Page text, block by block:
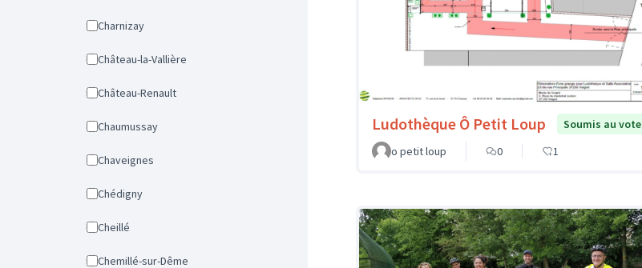
Charnizay
Château-la-Vallière
Château-Renault
Chaumussay
Chaveignes
Chédigny
Cheillé
Chemillé-sur-Dême
Ludothèque Ô Petit Loup
Soumis au vote
o petit loup
0 1